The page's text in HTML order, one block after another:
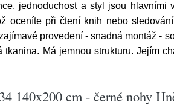
jednoduchost a styl jsou
oceníte při čtení knih nebo
provedení - snadná montáž -
Má jemnou strukturu. Jejím
140x200 cm - černé nohy